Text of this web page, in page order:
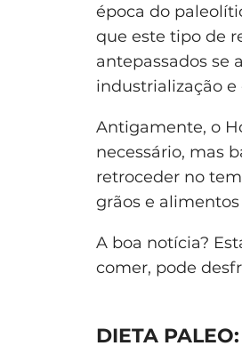
época do
que este tipo de
antepassados se
industrialização e
Antigamente, o
necessário, mas
retroceder no
grãos e
A boa notícia?
comer, pode
DIETA